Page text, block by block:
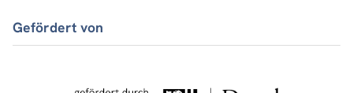
Gefördert von